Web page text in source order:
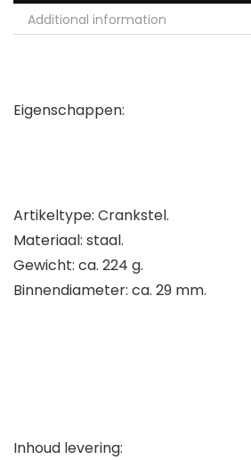
Additional information
Eigenschappen:
Artikeltype: Crankstel.
Materiaal: staal.
Gewicht: ca. 224 g.
Binnendiameter: ca. 29 mm.
Inhoud levering: